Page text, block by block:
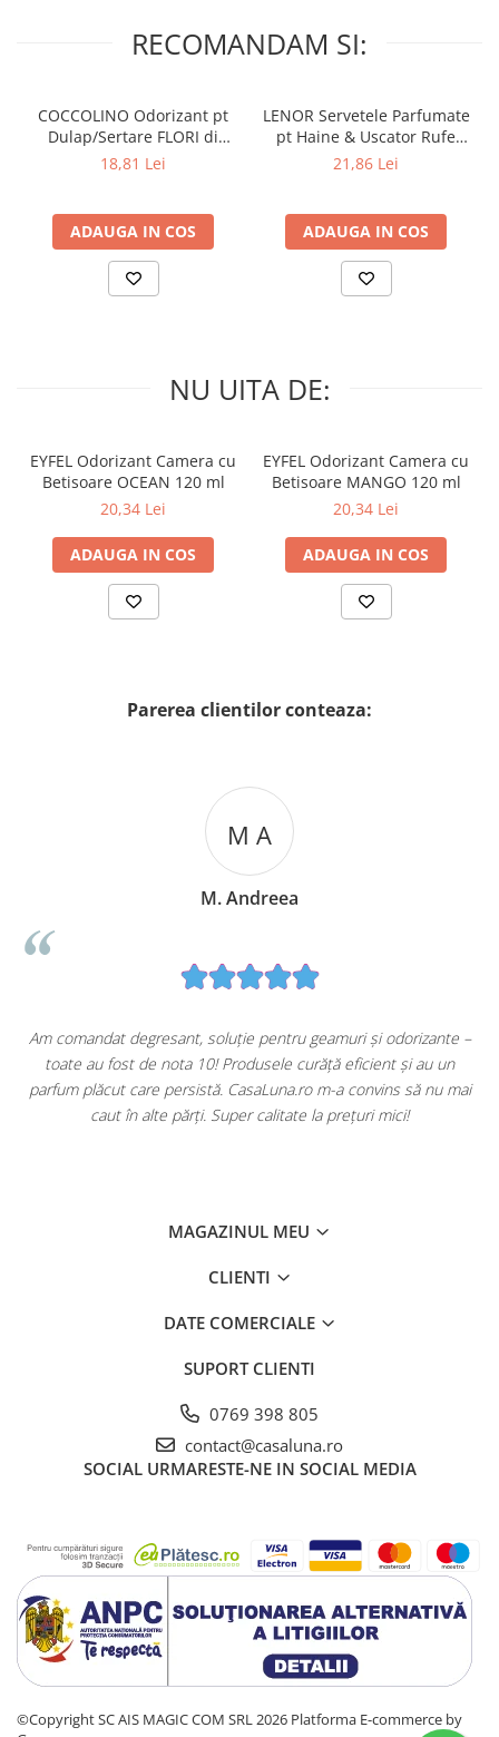
RECOMANDAM SI:
COCCOLINO Odorizant pt
Dulap/Sertare FLORI di
PRIMAVERA 3 buc
18,81 Lei
ADAUGA IN COS
LENOR Servetele Parfumate
pt Haine & Uscator Rufe
SPRING AWAKENING 34 buc
21,86 Lei
ADAUGA IN COS
NU UITA DE:
EYFEL Odorizant Camera cu
Betisoare OCEAN 120 ml
20,34 Lei
ADAUGA IN COS
EYFEL Odorizant Camera cu
Betisoare MANGO 120 ml
20,34 Lei
ADAUGA IN COS
Parerea clientilor conteaza:
M A
M. Andreea
Am comandat degresant, soluție pentru geamuri și odorizante –
toate au fost de nota 10! Produsele curăță eficient și au un
parfum plăcut care persistă. CasaLuna.ro m-a convins să nu mai
caut în alte părți. Super calitate la prețuri mici!
MAGAZINUL MEU
CLIENTI
DATE COMERCIALE
SUPORT CLIENTI
0769 398 805
contact@casaluna.ro
SOCIAL URMARESTE-NE IN SOCIAL MEDIA
©Copyright SC AIS MAGIC COM SRL 2026 Platforma E-commerce by